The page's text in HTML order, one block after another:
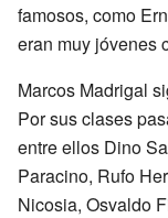
famosos, como
eran muy jóvenes
Marcos Madrigal
Por sus clases
entre ellos Dino
Paracino, Rufo
Nicosia, Osvaldo